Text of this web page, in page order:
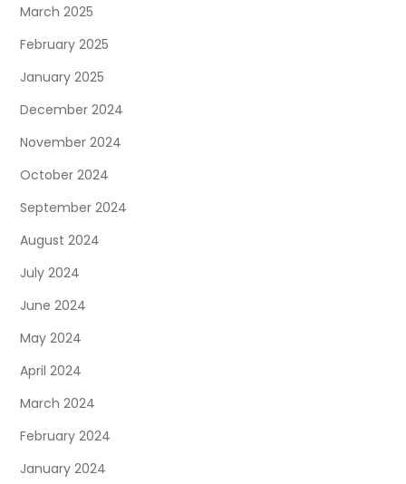
March 2025
February 2025
January 2025
December 2024
November 2024
October 2024
September 2024
August 2024
July 2024
June 2024
May 2024
April 2024
March 2024
February 2024
January 2024